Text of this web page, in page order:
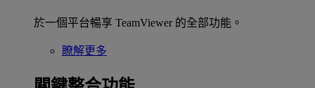
於一個平台暢享 TeamViewer 的全部功能。
瞭解更多